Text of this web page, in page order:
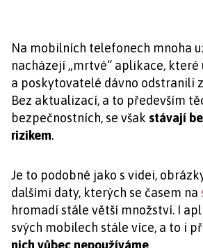
Na mobilních telefonech mnoha
nacházejí „mrtvé“ aplikace,
a poskytovatelé dávno odstranili z
Bez aktualizací, a to především
bezpečnostních, se však stávají
rizikem.
Je to podobné jako s videi,
dalšími daty, kterých se časem na
hromadí stále větší množství. I
svých mobilech stále více, a to i
nich vůbec nepoužíváme.